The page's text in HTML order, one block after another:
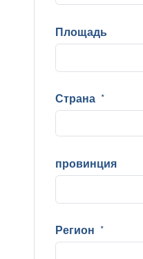
Площадь
Страна *
провинция
Регион *